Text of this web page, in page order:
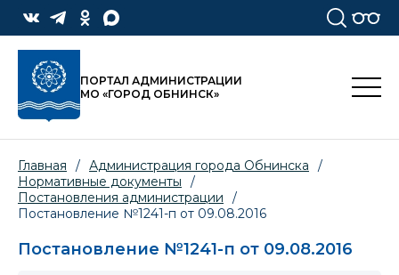
ПОРТАЛ АДМИНИСТРАЦИИ
МО «ГОРОД ОБНИНСК»
Главная / Администрация города Обнинска
/
Нормативные документы
/
Постановления администрации
/
Постановление №1241-п от 09.08.2016
Постановление №1241-п от 09.08.2016